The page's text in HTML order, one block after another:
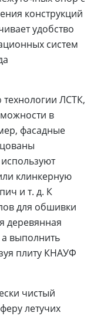
конструкций
удобство
систем
технологии ЛСТК,
в
фасадные
клинкерную
и т. д. К
для обшивки
деревянная
а выполнить
плиту КНАУФ
чистый
летучих